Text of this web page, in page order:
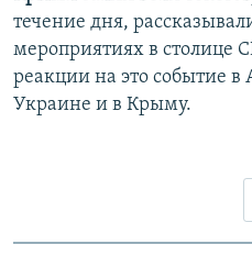
течение дня,
мероприятиях в столице
реакции на это событие в
Украине и в Крыму.